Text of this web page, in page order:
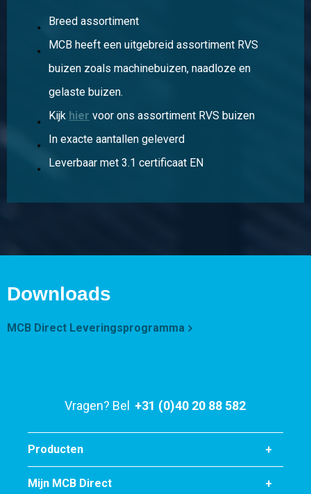
2440-0820-2
316 Kogelkraan 2 dlg geflensd EN1092-1 PN40 2In DN50
Stuks gewicht in kg
Bruto prijs
Selecteer
Breed assortiment
MCB heeft een uitgebreid assortiment RVS
buizen zoals machinebuizen, naadloze en
gelaste buizen.
Kijk hier voor ons assortiment RVS buizen
In exacte aantallen geleverd
Leverbaar met 3.1 certificaat EN
Downloads
MCB Direct Leveringsprogramma
Vragen? Bel +31 (0)40 20 88 582
Producten
Mijn MCB Direct